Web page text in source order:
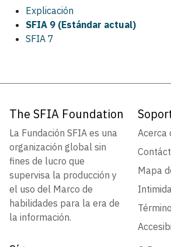
Explicación
SFIA 9 (Estándar actual)
SFIA 7
The SFIA Foundation
La Fundación SFIA es una
organización global sin
fines de lucro que
supervisa la producción y
el uso del Marco de
habilidades para la era de
la información.
Acerca
Mapa